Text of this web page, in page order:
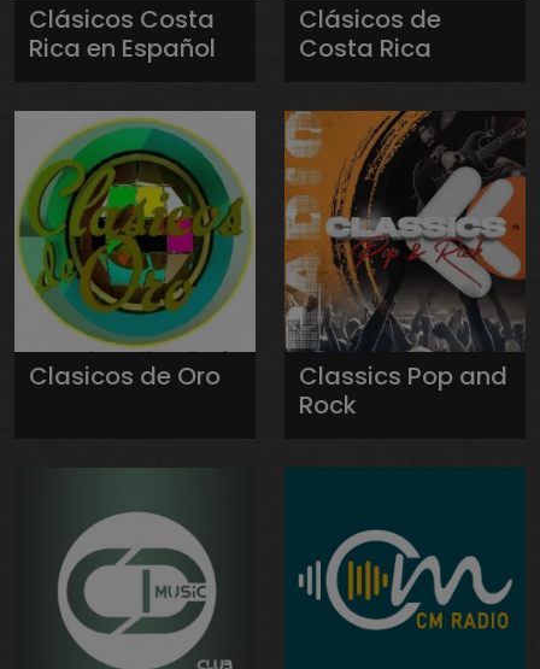
Clásicos Costa
Rica en Español
Clásicos de
Costa Rica
Clasicos de Oro
Classics Pop and
Rock